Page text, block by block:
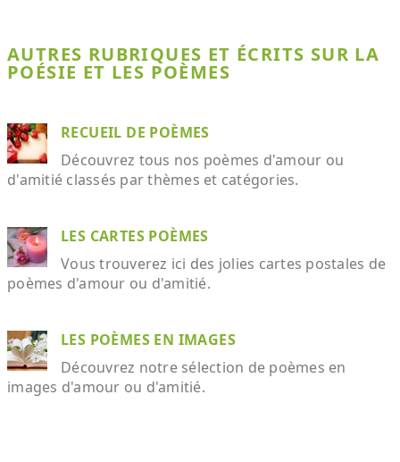
AUTRES RUBRIQUES ET ÉCRITS SUR LA
POÉSIE ET LES POÈMES
RECUEIL DE POÈMES
Découvrez tous nos poèmes d'amour ou
d'amitié classés par thèmes et catégories.
LES CARTES POÈMES
Vous trouverez ici des jolies cartes postales de
poèmes d'amour ou d'amitié.
LES POÈMES EN IMAGES
Découvrez notre sélection de poèmes en
images d'amour ou d'amitié.